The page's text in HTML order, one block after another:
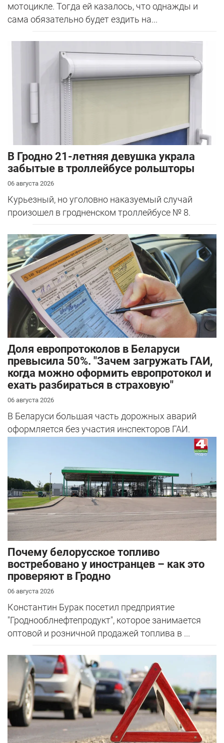
мотоцикле. Тогда ей казалось, что однажды и
сама обязательно будет ездить на...
В Гродно 21-летняя девушка украла
забытые в троллейбусе рольшторы
06 августа 2026
Курьезный, но уголовно наказуемый случай
произошел в гродненском троллейбусе № 8.
Доля европротоколов в Беларуси
превысила 50%. "Зачем загружать ГАИ,
когда можно оформить европротокол и
ехать разбираться в страховую"
06 августа 2026
В Беларуси большая часть дорожных аварий
оформляется без участия инспекторов ГАИ.
Почему белорусское топливо
востребовано у иностранцев – как это
проверяют в Гродно
06 августа 2026
Константин Бурак посетил предприятие
"Гроднооблнефтепродукт", которое занимается
оптовой и розничной продажей топлива в ...